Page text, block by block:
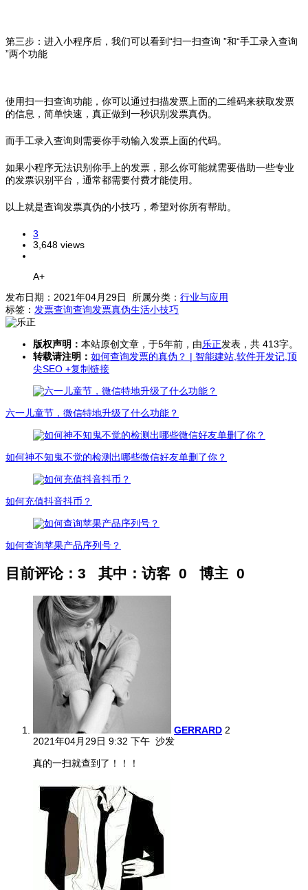
第三步：进入小程序后，我们可以看到“扫一扫查询 ”和“手工录入查询
”两个功能
使用扫一扫查询功能，你可以通过扫描发票上面的二维码来获取发票
的信息，简单快速，真正做到一秒识别发票真伪。
而手工录入查询则需要你手动输入发票上面的代码。
如果小程序无法识别你手上的发票，那么你可能就需要借助一些专业
的发票识别平台，通常都需要付费才能使用。
以上就是查询发票真伪的小技巧，希望对你所有帮助。
3
3,648 views
A+
发布日期：2021年04月29日 所属分类： 行业与应用
标签： 发票查询查询发票真伪生活小技巧
版权声明： 本站原创文章，于5年前，由乐正发表，共 413字。
转载请注明： 如何查询发票的真伪？ | 智能建站,软件开发记,顶
尖SEO +复制链接
六一儿童节，微信特地升级了什么功能？
如何神不知鬼不觉的检测出哪些微信好友单删了你？
如何充值抖音抖币？
如何查询苹果产品序列号？
目前评论：3 其中：访客 0 博主 0
GERRARD 2
2021年04月29日 9:32 下午 沙发
真的一扫就查到了！！！